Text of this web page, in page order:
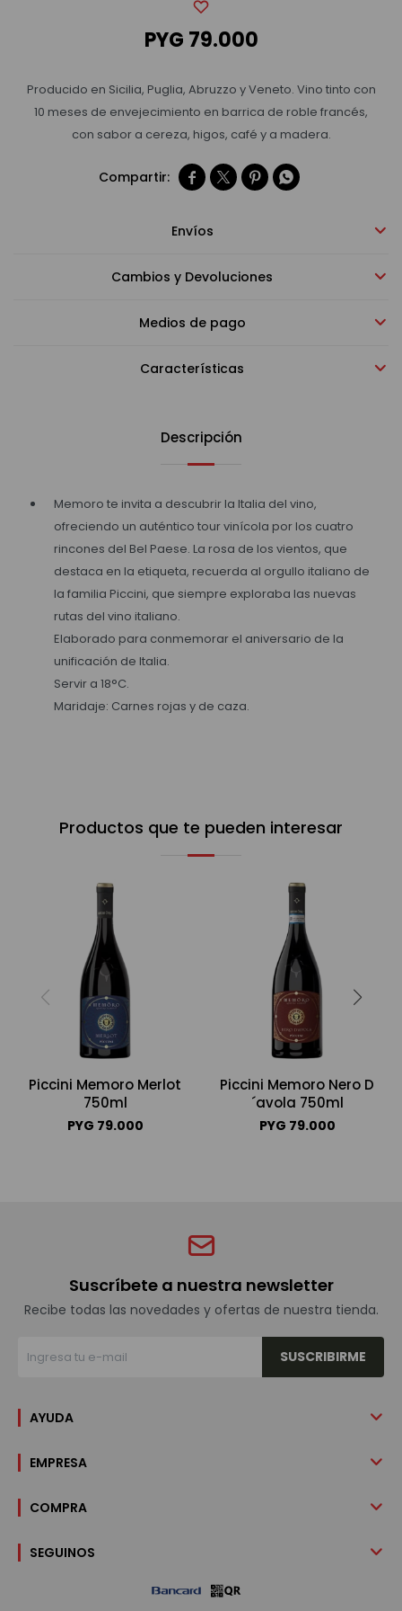
PYG 79.000
Producido en Sicilia, Puglia, Abruzzo y Veneto. Vino tinto con
10 meses de envejecimiento en barrica de roble francés,
con sabor a cereza, higos, café y a madera.
   
Envíos
Cambios y Devoluciones
Medios de pago
Características
Descripción
Memoro te invita a descubrir la Italia del vino,
ofreciendo un auténtico tour vinícola por los cuatro
rincones del Bel Paese. La rosa de los vientos, que
destaca en la etiqueta, recuerda al orgullo italiano de
la familia Piccini, que siempre exploraba las nuevas
rutas del vino italiano.
Elaborado para conmemorar el aniversario de la
unificación de Italia.
Servir a 18°C.
Maridaje: Carnes rojas y de caza.
Productos que te pueden interesar
Piccini Memoro Merlot
750ml
PYG 79.000
Piccini Memoro Nero D
´avola 750ml
PYG 79.000
Suscríbete a nuestra newsletter
Recibe todas las novedades y ofertas de nuestra tienda.
SUSCRIBIRME
AYUDA
EMPRESA
COMPRA
SEGUINOS
Bebidas sin alcohol
Alimentos
Limpieza del hogar
Accesorios y regalos